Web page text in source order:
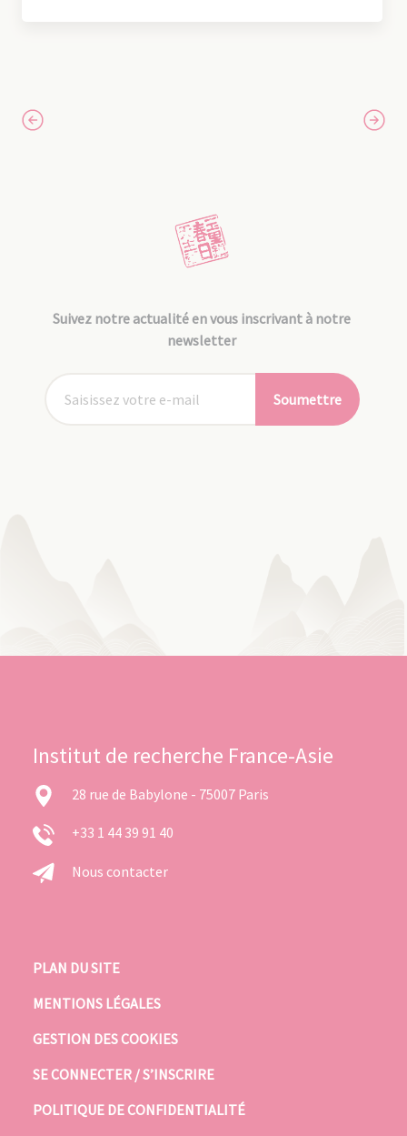
Suivez notre actualité en vous inscrivant à notre
newsletter
Soumettre
Institut de recherche France-Asie
28 rue de Babylone - 75007 Paris
+33 1 44 39 91 40
Nous contacter
PLAN DU SITE
MENTIONS LÉGALES
GESTION DES COOKIES
SE CONNECTER / S’INSCRIRE
POLITIQUE DE CONFIDENTIALITÉ